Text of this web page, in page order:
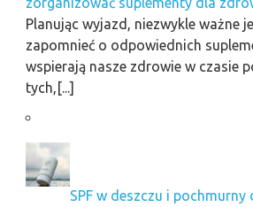
Planując wyjazd, niezwykle ważne
zapomnieć o odpowiednich
wspierają nasze zdrowie w czasie
tych,[...]
SPF w deszczu i pochmurny